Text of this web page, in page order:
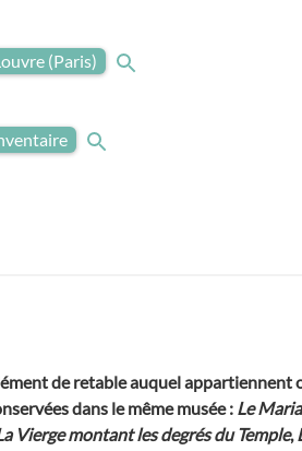
(Paris)
de retable auquel appartiennent
dans le même musée : Le
Vierge montant les degrés du Temple,